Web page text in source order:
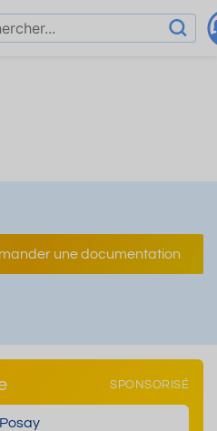
une documentation
SPONSORISÉ